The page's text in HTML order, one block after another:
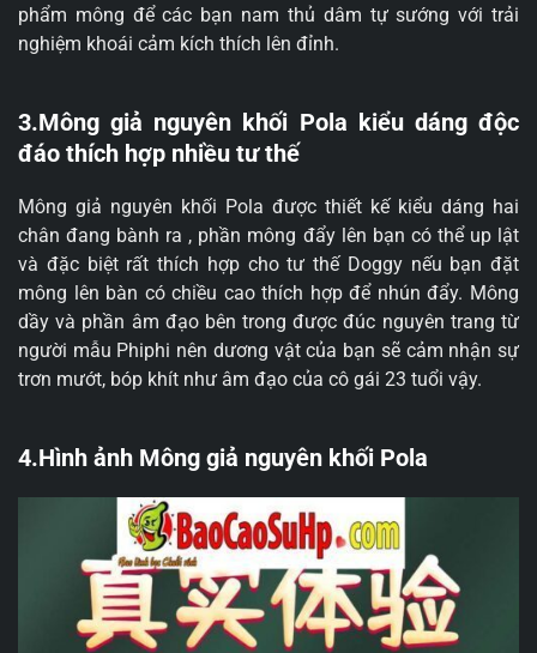
phẩm mông để các bạn nam thủ dâm tự sướng với trải
nghiệm khoái cảm kích thích lên đỉnh.
3.Mông giả nguyên khối Pola kiểu dáng độc
đáo thích hợp nhiều tư thế
Mông giả nguyên khối Pola được thiết kế kiểu dáng hai
chân đang bành ra , phần mông đẩy lên bạn có thể up lật
và đặc biệt rất thích hợp cho tư thế Doggy nếu bạn đặt
mông lên bàn có chiều cao thích hợp để nhún đẩy. Mông
dầy và phần âm đạo bên trong được đúc nguyên trang từ
người mẫu Phiphi nên dương vật của bạn sẽ cảm nhận sự
trơn mướt, bóp khít như âm đạo của cô gái 23 tuổi vậy.
4.Hình ảnh Mông giả nguyên khối Pola